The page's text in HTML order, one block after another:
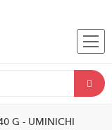
G - UMINICHI